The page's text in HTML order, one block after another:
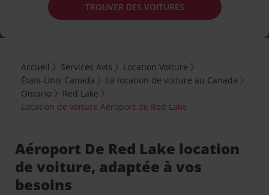
TROUVER DES VOITURES
Accueil Services Avis
Location Voiture
États-Unis Canada
La location de voiture au Canada
Ontario
Red Lake
Location de voiture Aéroport de Red Lake
Aéroport De Red Lake location
de voiture, adaptée à vos
besoins